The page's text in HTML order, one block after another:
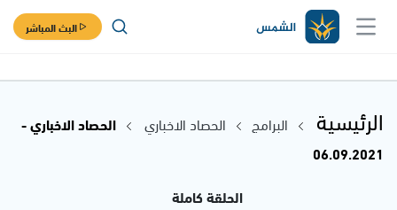
البث المباشر
الرئيسية البرامج الحصاد الاخباري
الحصاد الاخباري -
06.09.2021
الحلقة كاملة